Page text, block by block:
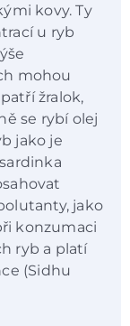
kovy. Ty
u ryb
mohou
žralok,
se rybí olej
jako je
jako
konzumaci
ryb a platí
(Sidhu